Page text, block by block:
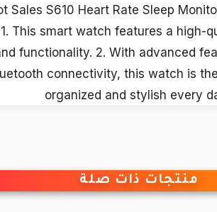
Sales S610 Heart Rate Sleep
This smart watch features a high-
functionality. 2. With advanced
connectivity, this watch is
organized and stylish every
منتجات ذات صلة